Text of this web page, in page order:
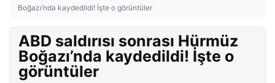
Boğazı’nda kaydedildi! İşte o görüntüler
ABD saldırısı sonrası Hürmüz
Boğazı’nda kaydedildi! İşte o
görüntüler